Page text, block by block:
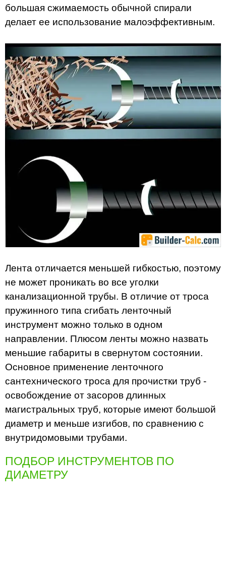
большая сжимаемость обычной спирали
делает ее использование малоэффективным.
Лента отличается меньшей гибкостью, поэтому
не может проникать во все уголки
канализационной трубы. В отличие от троса
пружинного типа сгибать ленточный
инструмент можно только в одном
направлении. Плюсом ленты можно назвать
меньшие габариты в свернутом состоянии.
Основное применение ленточного
сантехнического троса для прочистки труб -
освобождение от засоров длинных
магистральных труб, которые имеют большой
диаметр и меньше изгибов, по сравнению с
внутридомовыми трубами.
ПОДБОР ИНСТРУМЕНТОВ ПО
ДИАМЕТРУ